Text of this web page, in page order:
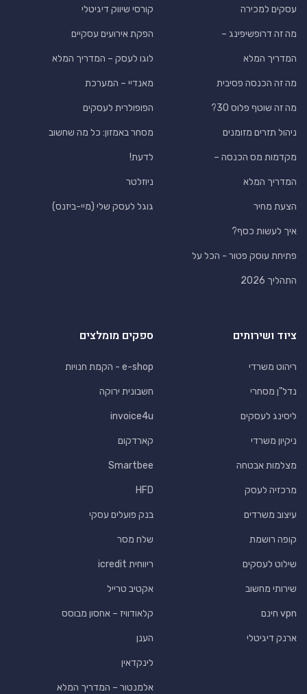
עסקים למכירה
מה זה דרופשיפינג –
המדריך המלא
מה זה הכנסה פסיבית
מה זה שוטף פלוס 30?
ניהול תזרים מזומנים
מקדמות מס הכנסה –
המדריך המלא
הצעת מחיר
איך לעשות כסף?
פתיחת עוסק פטור - הכל על
התהליך 2026
קורסי שיווק דיגיטלי
הפקת אירועים עסקיים
לוגו לעסק – המדריך המלא
מאנדיי – המערכת
הפופולרית לעסקים
מסחר באמזון: כל מה שחשוב
לדעת!
ניוזלטר
גוגל לעסק שלי (מיי-ביזנס)
ציוד ושירותים
ריהוט משרדי
נדל"ן מסחרי
ליסינג לעסקים
ניקיון משרדי
מצלמות אבטחה
מרכזיה לעסק
עיצוב משרדים
קופה רושמת
שילוט לעסקים
שירותי מחשוב
vpn חינם
ארנק דיגיטלי
ספקים מומלצים
e-shop - הקמת חנויות
חשבונית ירוקה
invoice4u
קארדקום
Smartbee
HFD
בנק פועלים עסקי
שלח מסר
ריווחית icredit
אקטיב טרייל
קלאודוויז – אחסון מבוסס
הענן
לינקדאין
אלמנטור – המדריך המלא